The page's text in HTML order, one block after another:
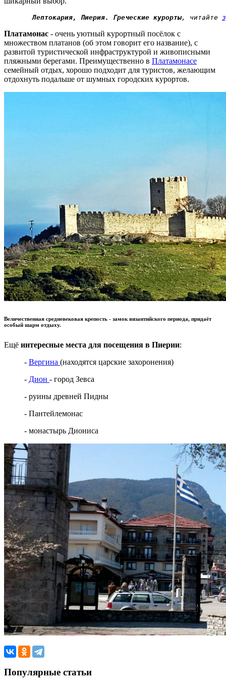
Лептокария, Пиерия. Греческие курорты, читайте
Платамонас - очень уютный курортный посёлок с
множеством платанов (об этом говорит его название), с
развитой туристической инфраструктурой и живописными
пляжными берегами. Преимущественно в Платамонасе
семейный отдых, хорошо подходит для туристов, желающим
отдохнуть подальше от шумных городских курортов.
Величественная средневековая крепость - замок византийского периода, придаёт
особый шарм отдыху.
Ещё интересные места для посещения в Пиерии:
- Вергина (находятся царские захоронения)
- Дион - город Зевса
- руины древней Пидны
- Пантейлемонас
- монастырь Диониса
Популярные статьи